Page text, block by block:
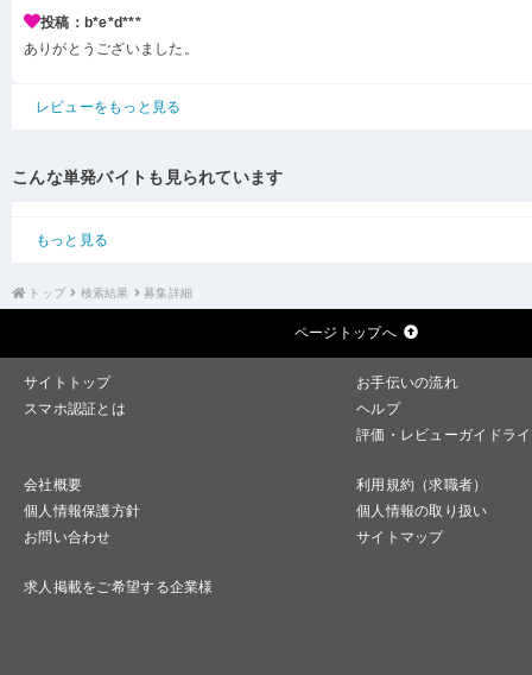
投稿：b*e*d***
ありがとうございました。
レビューをもっと見る
こんな単発バイトも見られています
もっと見る
トップ 検索結果 募集詳細
ページトップへ
サイトトップ
お手伝いの流れ
スマホ認証とは
ヘルプ
評価・レビューガイドラ
会社概要
利用規約（求職者）
個人情報保護方針
個人情報の取り扱い
お問い合わせ
サイトマップ
求人掲載をご希望する企業様